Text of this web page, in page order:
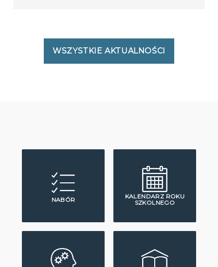
WSZYSTKIE AKTUALNOŚCI
NABÓR
KALENDARZ ROKU
SZKOLNEGO